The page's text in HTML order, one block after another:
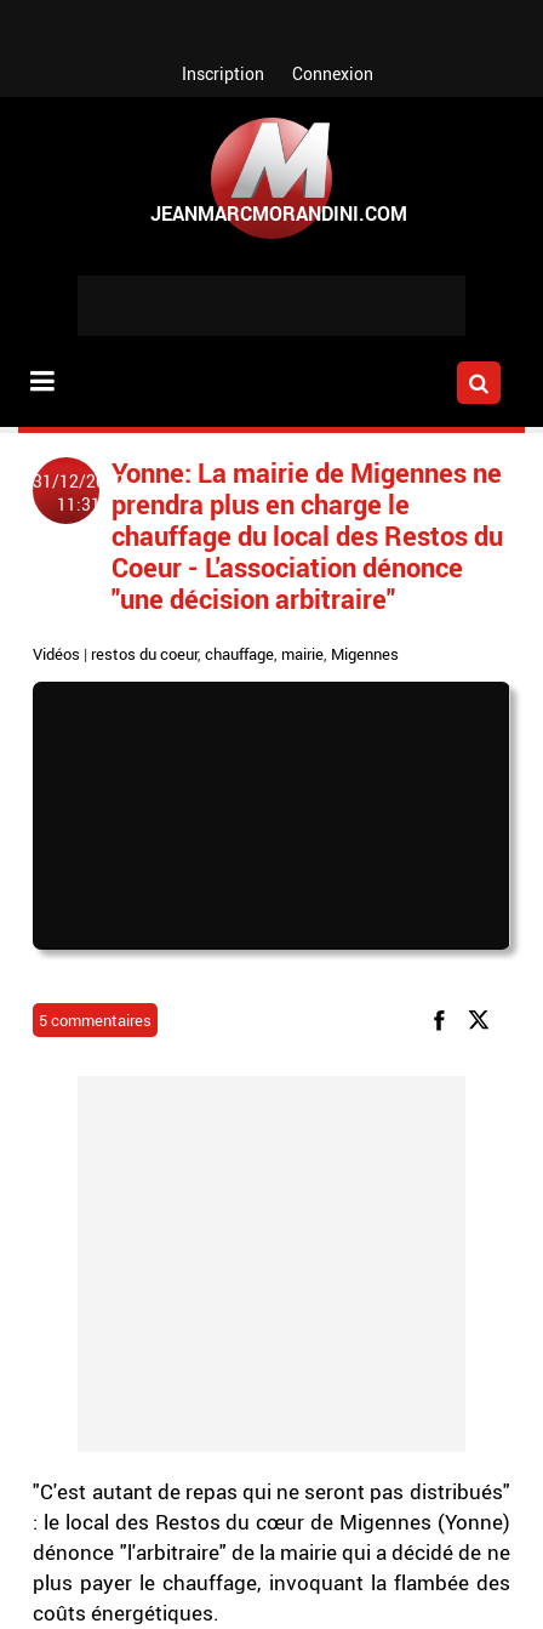
Inscription Connexion
31/12/2022
11:31
Yonne: La mairie de Migennes ne
prendra plus en charge le
chauffage du local des Restos du
Coeur - L'association dénonce
"une décision arbitraire"
Vidéos |restos du coeur,chauffage,mairie, Migennes
5 commentaires
"C'est autant de repas qui ne seront pas distribués"
: le local des Restos du cœur de Migennes (Yonne)
dénonce "l'arbitraire" de la mairie qui a décidé de ne
plus payer le chauffage, invoquant la flambée des
coûts énergétiques.